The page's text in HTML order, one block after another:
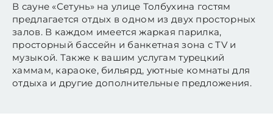
В сауне «Сетунь» на улице Толбухина гостям
предлагается отдых в одном из двух просторных
залов. В каждом имеется жаркая парилка,
просторный бассейн и банкетная зона с TV и
музыкой. Также к вашим услугам турецкий
хаммам, караоке, бильярд, уютные комнаты для
отдыха и другие дополнительные предложения.